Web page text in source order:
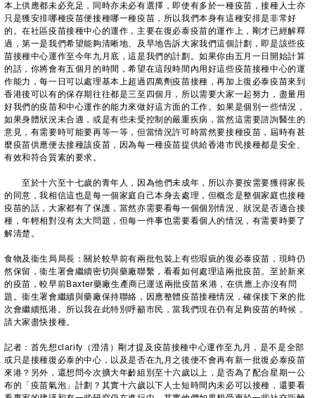
本上供應都未必充足，同時亦未必有選擇，即使有多於一種疫苗，接種人士亦
只是獲安排哪種疫苗便接種哪一種疫苗，所以我們本身有這種安排是非常好
的。在社區疫苗接種中心的運作，主要在復必泰疫苗的運作上，剛才已經解釋
過，第一是我們希望能夠清晰地、及早地告訴大家我們這個計劃，即是該些疫
苗接種中心運作至今年九月底，這是我們的計劃。如果你由五月一日開始計算
的話，你將會有五個月的時間，希望在這段時間內用好這些疫苗接種中心的運
作能力，每一日可以處理基本上超過四萬劑疫苗接種，再加上復必泰疫苗來到
香港後可以有的保存期往往都是三至四個月，所以需要大家一起努力，盡量用
好我們的疫苗和中心運作的能力來做好這方面的工作。如果是個別一些情況，
如果身體狀況未合適，或是有些未受控制的嚴重疾病，當然這需要諮詢醫生的
意見，有需要時可能要再等一等，但當情況許可時當然要接種疫苗，屆時有甚
麼疫苗供應便去接種該疫苗，因為每一種疫苗提供給香港市民接種都是安全、
有效和符合質素的要求。
至於十六至十七歲的青年人，因為他們未成年，所以亦要按需要獲得家長
的同意，我相信這也是每一個家庭自己本身去處理，但概念是整個家庭也接種
疫苗的話，大家都有了保護，當然亦需要看每一個個別情況、狀況是否適合接
種，年輕相對沒有太大問題，但每一件事也需要看個人的情況，有需要時要了
解清楚。
食物及衞生局局長：關於較早前有兩批包裝上有些瑕疵的復必泰疫苗，現時仍
然保留，衞生署會繼續密切與藥廠聯繫，看看如何處理這兩批疫苗。至於新來
的疫苗，較早前Baxter藥廠生產商已運送兩批疫苗來港，在供應上亦沒有問
題。衞生署會繼續與藥廠保持聯絡，因應整體疫苗接種情況，確保接下來的批
次會繼續抵港。所以我在此特別呼籲市民，當我們現在仍有足夠疫苗的時候，
請大家盡快接種。
記者：首先想clarify（澄清）剛才提及疫苗接種中心運作至九月，是不是全部
或只是接種復必泰的中心，以及是否在九月之後便不會再有新一批復必泰疫苗
來港？另外，還想問今次擴大年齡組別至十六歲以上，是否為了配合星期一公
布的「疫苗氣泡」計劃？其實十六歲以下人士短時間內未必可以接種，還要看